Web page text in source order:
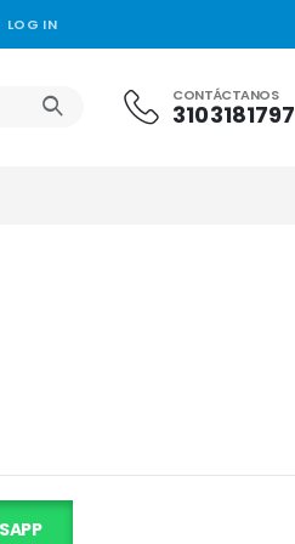
LOG IN
CONTÁCTANOS
3103181797